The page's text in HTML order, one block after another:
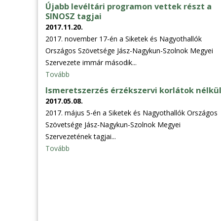
Újabb levéltári programon vettek részt a
SINOSZ tagjai
2017.11.20.
2017. november 17-én a Siketek és Nagyothallók
Országos Szövetsége Jász-Nagykun-Szolnok Megyei
Szervezete immár második...
Tovább
Ismeretszerzés érzékszervi korlátok nélkül
2017.05.08.
2017. május 5-én a Siketek és Nagyothallók Országos
Szövetsége Jász-Nagykun-Szolnok Megyei
Szervezetének tagjai...
Tovább